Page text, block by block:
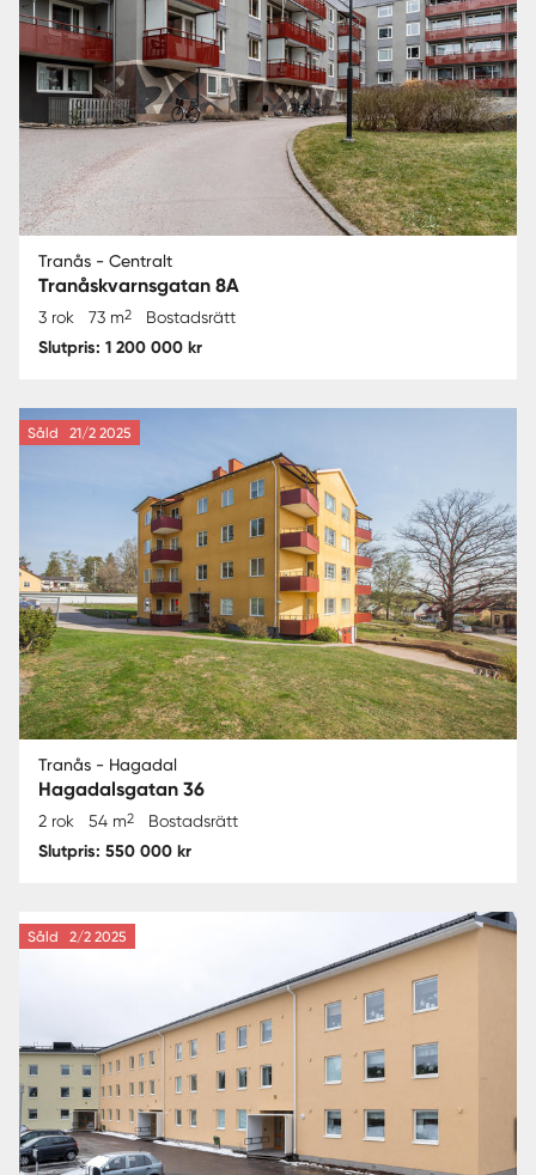
Tranås - Centralt
Tranåskvarnsgatan 8A
3 rok 73 m2 Bostadsrätt
Slutpris: 1 200 000 kr
Såld 21/2 2025
Tranås - Hagadal
Hagadalsgatan 36
2 rok 54 m2 Bostadsrätt
Slutpris: 550 000 kr
Såld 2/2 2025